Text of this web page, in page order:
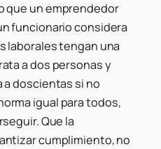
que un emprendedor
funcionario considera
laborales tengan una
a dos personas y
doscientas si no
igual para todos,
Que la
cumplimiento, no